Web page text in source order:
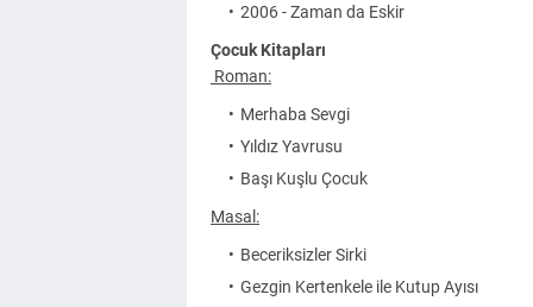
2006 - Zaman da Eskir
Çocuk Kitapları
Roman:
Merhaba Sevgi
Yıldız Yavrusu
Başı Kuşlu Çocuk
Masal:
Beceriksizler Sirki
Gezgin Kertenkele ile Kutup Ayısı